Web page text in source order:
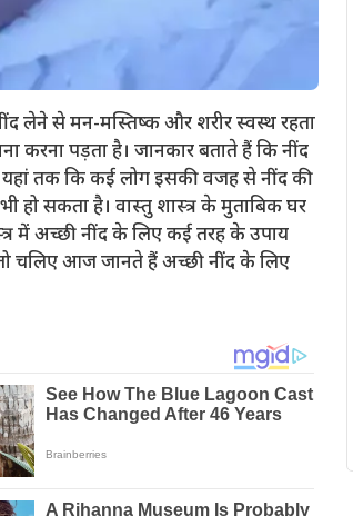
लेने से मन-मस्तिष्क और शरीर स्वस्थ रहता
करना पड़ता है। जानकार बताते हैं कि नींद
यहां तक कि कई लोग इसकी वजह से नींद की
हो सकता है। वास्तु शास्त्र के मुताबिक घर
में अच्छी नींद के लिए कई तरह के उपाय
चलिए आज जानते हैं अच्छी नींद के लिए